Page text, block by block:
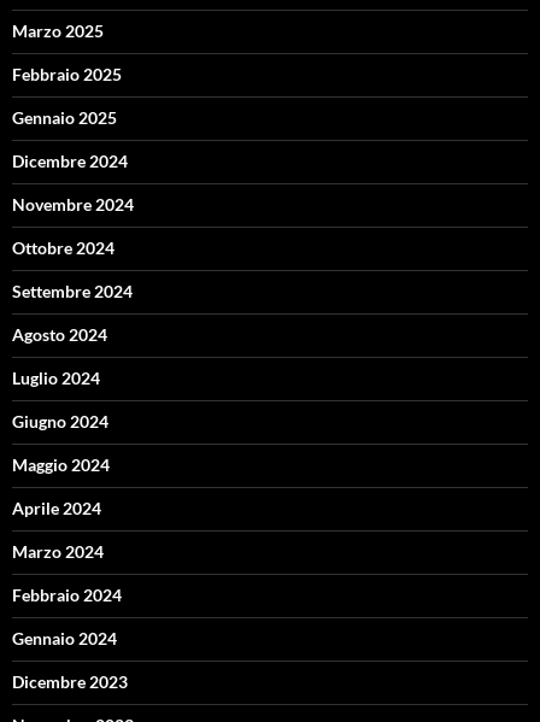
Marzo 2025
Febbraio 2025
Gennaio 2025
Dicembre 2024
Novembre 2024
Ottobre 2024
Settembre 2024
Agosto 2024
Luglio 2024
Giugno 2024
Maggio 2024
Aprile 2024
Marzo 2024
Febbraio 2024
Gennaio 2024
Dicembre 2023